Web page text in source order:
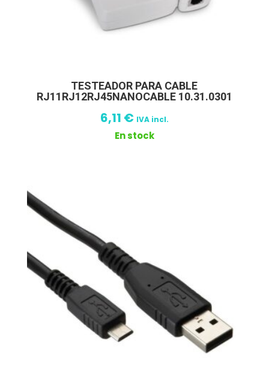
TESTEADOR PARA CABLE
RJ11RJ12RJ45NANOCABLE 10.31.0301
6,11 € IVA incl.
En stock